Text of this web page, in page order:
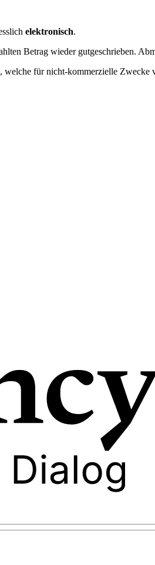
elektronisch.
Betrag wieder gutgeschrieben.
welche für nicht-kommerzielle Zwecke